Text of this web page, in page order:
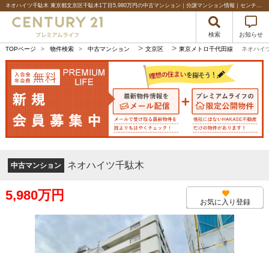
ネオハイツ千駄木 東京都文京区千駄木1丁目5,980万円の中古マンション｜分譲マンション情報｜センチュリー21プレミアムライフ
検索 お知らせ
TOPページ > 物件検索 > 中古マンション > 文京区 > 東京メトロ千代田線 ネオハイ
中古マンション ネオハイツ千駄木
5,980万円 お気に入り登録